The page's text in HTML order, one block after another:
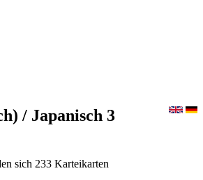
/ Japanisch 3
sich 233 Karteikarten